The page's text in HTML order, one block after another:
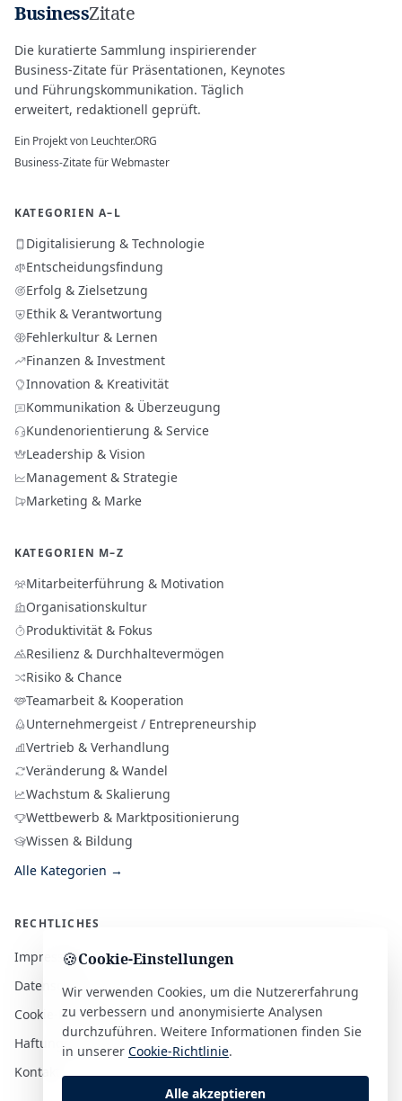
BusinessZitate
Die kuratierte Sammlung inspirierender
Business-Zitate für Präsentationen, Keynotes
und Führungskommunikation. Täglich
erweitert, redaktionell geprüft.
Ein Projekt von Leuchter.ORG
Business-Zitate für Webmaster
KATEGORIEN A–L
Digitalisierung & Technologie
Entscheidungsfindung
Erfolg & Zielsetzung
Ethik & Verantwortung
Fehlerkultur & Lernen
Finanzen & Investment
Innovation & Kreativität
Kommunikation & Überzeugung
Kundenorientierung & Service
Leadership & Vision
Management & Strategie
Marketing & Marke
KATEGORIEN M–Z
Mitarbeiterführung & Motivation
Organisationskultur
Produktivität & Fokus
Resilienz & Durchhaltevermögen
Risiko & Chance
Teamarbeit & Kooperation
Unternehmergeist / Entrepreneurship
Vertrieb & Verhandlung
Veränderung & Wandel
Wachstum & Skalierung
Wettbewerb & Marktpositionierung
Wissen & Bildung
Alle Kategorien →
RECHTLICHES
Impressum
Datenschutz
Cookie-Richtlinie
Haftungsausschluss
Kontakt
🍪Cookie-Einstellungen
Wir verwenden Cookies, um die Nutzererfahrung
zu verbessern und anonymisierte Analysen
durchzuführen. Weitere Informationen finden Sie
in unserer Cookie-Richtlinie.
Alle akzeptieren